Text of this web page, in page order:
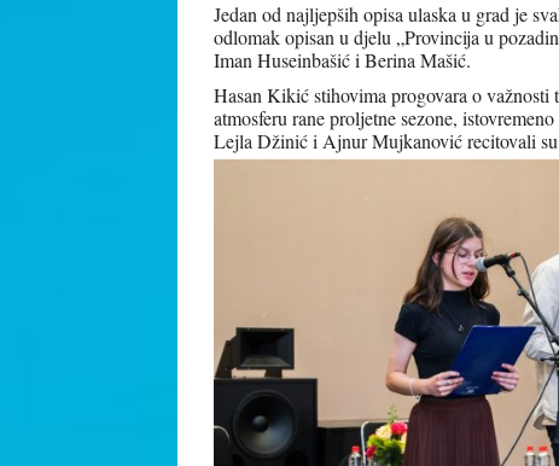
Jedan od najljepših opisa ulaska u grad je
odlomak opisan u djelu „Provincija u
Iman Huseinbašić i Berina Mašić.
Hasan Kikić stihovima progovara o
atmosferu rane proljetne sezone,
Lejla Džinić i Ajnur Mujkanović recitovali su